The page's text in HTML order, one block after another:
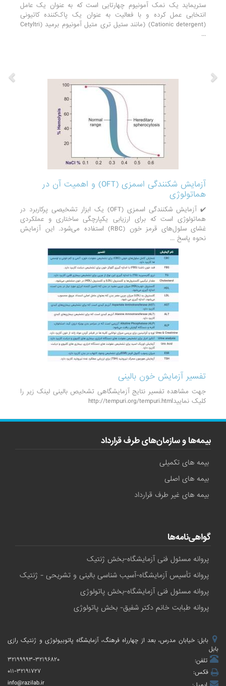
ستریماید یک نمک آمونیوم چهارتایی است که به عنوان یک عامل
انتخابی عمل کرده و با فعالیت به عنوان یک پاک‌کننده کاتیونی
(Cationic detergent) (مانند ستیل تری متیل آمونیوم برمید (Cetyltri
...
آزمایش شکنندگی اسمزی (OFT) و اهمیت آن در
هماتولوژی
✔️ آزمایش شکنندگی اسمزی (OFT) یک ابزار تشخیصی پرکاربرد در
هماتولوژی است که برای ارزیابی یکپارچگی ساختاری و عملکردی
غشای سلول‌های قرمز خون (RBC) استفاده می‌شود. این آزمایش
نحوه پاسخ ...
تفسیر آزمایش خون بالینی
جهت مشاهده تفسیر نتایج آزمایشگاهی تشخیص بالینی لینک زیر را
کلیک نماییدhttp://tempuri.org/tempuri.html
بیمه‌ها و سازمان‌های طرف قرارداد
بیمه های تکمیلی
بیمه های اصلی
بیمه های غیر طرف قرارداد
گواهی‌نامه‌ها
پروانه مسئول فنی آزمایشگاه-بخش ژنتیک
پروانه تأسیس آزمایشگاه-آسیب شناسی بالینی و تشریحی - ژنتیک
پروانه مسئول فنی آزمایشگاه-بخش پاتولوژی
پروانه طبابت خانم دکتر شفیق- بخش پاتولوژی
بابل: خیابان مدرس، بعد از چهارراه فرهنگ، آزمایشگاه پاتوبیولوژی و ژنتیک رازی
بابل
تلفن:
۳۲۱۹۹۹۹۳-۳۲۱۹۶۸۲۰
فکس:
۰۱۱-۳۲۱۹۱۷۲۷
info@razilab.ir